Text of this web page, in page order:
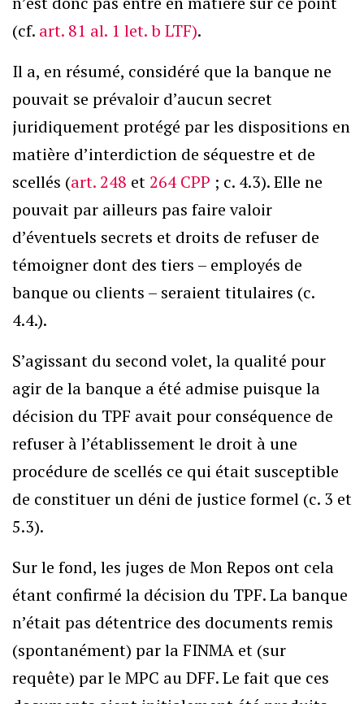
(cf. art. 81 al. 1 let. b LTF).
Il a, en résumé, considéré que la banque ne
pouvait se prévaloir d’aucun secret
juridiquement protégé par les dispositions en
matière d’interdiction de séquestre et de
scellés (art. 248 et 264 CPP ; c. 4.3). Elle ne
pouvait par ailleurs pas faire valoir
d’éventuels secrets et droits de refuser de
témoigner dont des tiers – employés de
banque ou clients – seraient titulaires (c.
4.4.).
S’agissant du second volet, la qualité pour
agir de la banque a été admise puisque la
décision du TPF avait pour conséquence de
refuser à l’établissement le droit à une
procédure de scellés ce qui était susceptible
de constituer un déni de justice formel (c. 3 et
5.3).
Sur le fond, les juges de Mon Repos ont cela
étant confirmé la décision du TPF. La banque
n’était pas détentrice des documents remis
(spontanément) par la FINMA et (sur
requête) par le MPC au DFF. Le fait que ces